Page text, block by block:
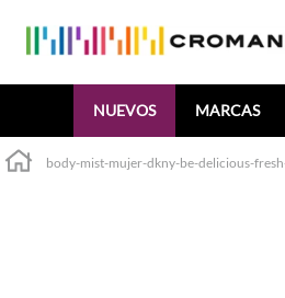
NUEVOS MARCAS
body-mist-mujer-dkny-be-delicious-